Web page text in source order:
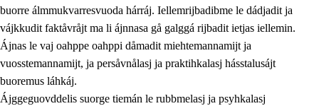
2. Prinsihpa oahppama, åvddånahttema ja ávddama hárráj
2.1 Sosiála oahppam ja åvddånibme
2.2 Máhtudahka fágáj hárráj
buorre álmmukvarresvuoda hárráj. Iellemrijbadibme le dádjadit ja
vájkkudit faktåvråjt ma li ájnnasa gå galggá rijbadit ietjas iellemin.
Ájnas le vaj oahppe oahppi dåmadit miehtemannamijt ja
vuosstemannamijt, ja persåvnålasj ja praktihkalasj hásstalusájt
buoremus láhkáj.
Ájggeguovddelis suorge tiemán le rubbmelasj ja psyhkalasj